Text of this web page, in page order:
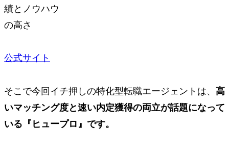
績と ノウハウ
の高さ
公式サイト
そこで今回イチ押しの特化型転職エージェントは、 高
いマッチング度と速い内定獲得の両立が話題になって
いる 『ヒュープロ』 です。